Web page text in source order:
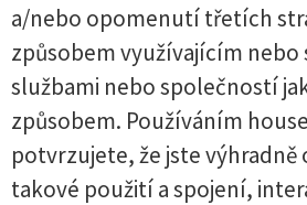
a/nebo opomenutí třetích
způsobem využívajícím nebo
službami nebo společností
způsobem. Používáním
potvrzujete, že jste výhradně
takové použití a spojení,